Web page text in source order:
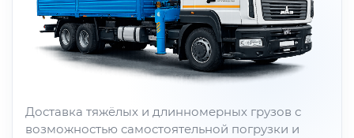
Доставка тяжёлых и длинномерных грузов с
возможностью самостоятельной погрузки и